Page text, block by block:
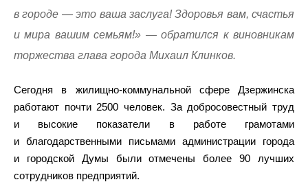
в городе — это ваша заслуга! Здоровья вам, счастья
и мира вашим семьям!» — обратился к виновникам
торжества глава города Михаил Клинков.
Сегодня в жилищно-коммунальной сфере Дзержинска
работают почти 2500 человек. За добросовестный труд
и высокие показатели в работе грамотами
и благодарственными письмами администрации города
и городской Думы были отмечены более 90 лучших
сотрудников предприятий.